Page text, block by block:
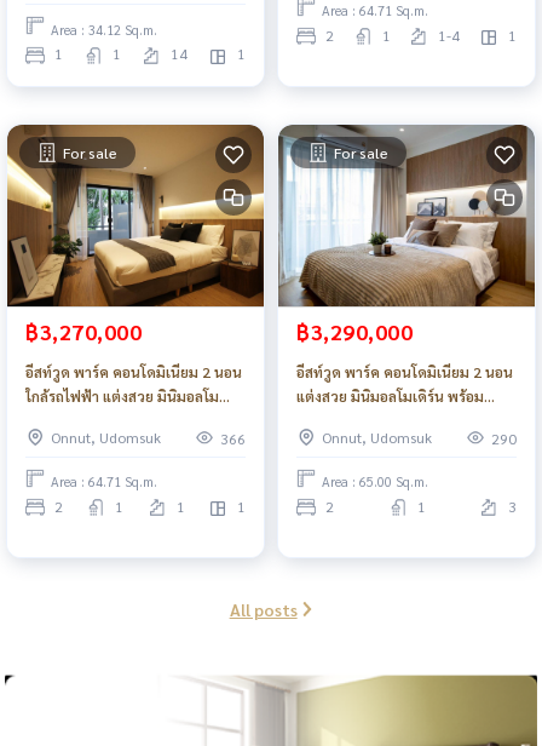
Area : 34.12 Sq.m.
1 1 14 1
Area : 64.71 Sq.m.
2 1 1-4 1
For sale
฿3,270,000
อีสท์วูด พาร์ค คอนโดมิเนียม 2 นอน
ใกล้รถไฟฟ้า แต่งสวย มินิมอลโม
Onnut, Udomsuk
366
Area : 64.71 Sq.m.
2 1 1 1
For sale
฿3,290,000
อีสท์วูด พาร์ค คอนโดมิเนียม 2 นอน
แต่งสวย มินิมอลโมเดิร์น พร้อม
Onnut, Udomsuk
290
Area : 65.00 Sq.m.
2 1 3
All posts